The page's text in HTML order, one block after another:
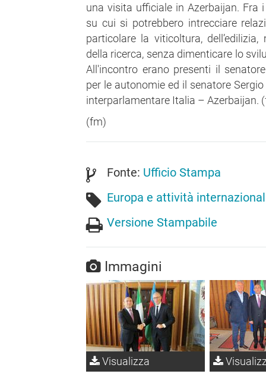
una visita ufficiale in Azerbaijan. Fra
su cui si potrebbero intrecciare
particolare la viticoltura,
della ricerca, senza dimenticare lo
All'incontro erano presenti il
per le autonomie ed il senatore
interparlamentare Italia – Azerbaijan.
(fm)
Fonte: Ufficio Stampa
Europa e attività
Versione Stampabile
Immagini
Visualizza